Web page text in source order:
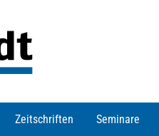
Zeitschriften Seminare